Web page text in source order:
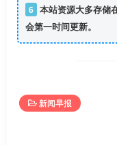
6 本站资源大多存储
会第一时间更新。
新闻早报